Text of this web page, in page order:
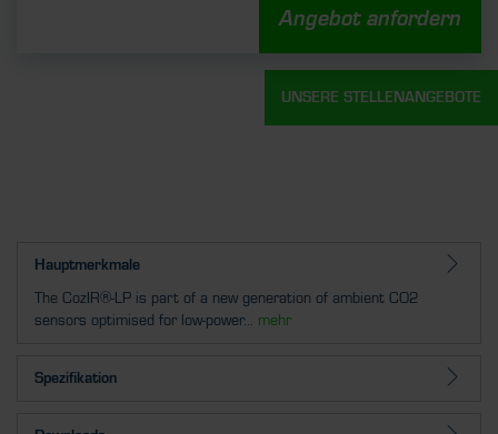
Angebot anfordern
Hauptmerkmale
The CozIR®-LP is part of a new generation of ambient CO2
sensors optimised for low-power... mehr
Spezifikation
UNSERE STELLENANGEBOTE